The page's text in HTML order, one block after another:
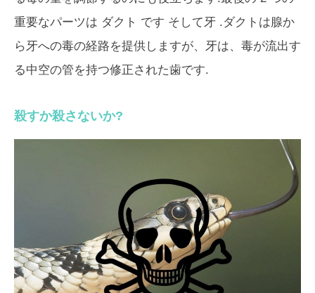
重要なパーツは ダクト です そして牙 .ダクトは腺か
ら牙への毒の経路を提供しますが、牙は、毒が流出す
る中空の管を持つ修正された歯です.
殺すか殺さないか?